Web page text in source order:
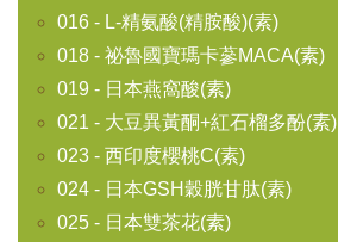
016 - L-精氨酸(精胺酸)(素)
018 - 祕魯國寶瑪卡蔘MACA(素)
019 - 日本燕窩酸(素)
021 - 大豆異黃酮+紅石榴多酚(素)
023 - 西印度櫻桃C(素)
024 - 日本GSH穀胱甘肽(素)
025 - 日本雙茶花(素)